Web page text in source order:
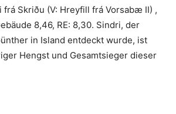
frá Skriðu (V: Hreyfill frá Vorsabæ II) ,
8,46, RE: 8,30. Sindri, der
in Island entdeckt wurde, ist
Hengst und Gesamtsieger dieser